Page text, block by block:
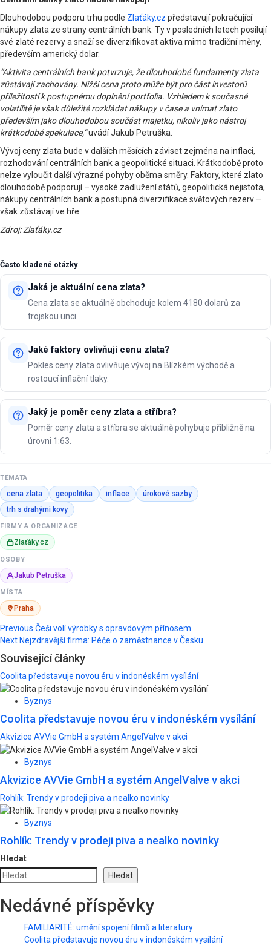
Dlouhodobou podporu trhu podle Zlaťáky.cz představují pokračující
nákupy zlata ze strany centrálních bank. Ty v posledních letech posilují
své zlaté rezervy a snaží se diverzifikovat aktiva mimo tradiční měny,
především americký dolar.
“Aktivita centrálních bank potvrzuje, že dlouhodobé fundamenty zlata
zůstávají zachovány. Nižší cena proto může být pro část investorů
příležitostí k postupnému doplnění portfolia. Vzhledem k současné
volatilitě je však důležité rozkládat nákupy v čase a vnímat zlato
především jako dlouhodobou součást majetku, nikoliv jako nástroj
krátkodobé spekulace,”uvádí Jakub Petruška.
Vývoj ceny zlata bude v dalších měsících záviset zejména na inflaci,
rozhodování centrálních bank a geopolitické situaci. Krátkodobě proto
nelze vyloučit další výrazné pohyby oběma směry. Faktory, které zlato
dlouhodobě podporují – vysoké zadlužení států, geopolitická nejistota,
nákupy centrálních bank a postupná diverzifikace světových rezerv –
však zůstávají ve hře.
Zdroj: Zlaťáky.cz
Často kladené otázky
Jaká je aktuální cena zlata?
Cena zlata se aktuálně obchoduje kolem 4180 dolarů za
trojskou unci.
Jaké faktory ovlivňují cenu zlata?
Pokles ceny zlata ovlivňuje vývoj na Blízkém východě a
rostoucí inflační tlaky.
Jaký je poměr ceny zlata a stříbra?
Poměr ceny zlata a stříbra se aktuálně pohybuje přibližně na
úrovni 1:63.
TÉMATA
cena zlata geopolitika inflace
úrokové sazby
trh s drahými kovy
FIRMY A ORGANIZACE
Zlaťáky.cz
OSOBY
Jakub Petruška
MÍSTA
Praha
Post
navigation
Previous Češi volí výrobky s opravdovým přínosem
Next Nejzdravější firma: Péče o zaměstnance v Česku
Související články
Coolita představuje novou éru v indonéském vysílání
Byznys
Coolita představuje novou éru v indonéském vysílání
Akvizice AVVie GmbH a systém AngelValve v akci
Byznys
Akvizice AVVie GmbH a systém AngelValve v akci
Rohlík: Trendy v prodeji piva a nealko novinky
Byznys
Rohlík: Trendy v prodeji piva a nealko novinky
Hledat
Hledat
Nedávné příspěvky
FAMILIARITÉ: umění spojení filmů a literatury
Coolita představuje novou éru v indonéském vysílání